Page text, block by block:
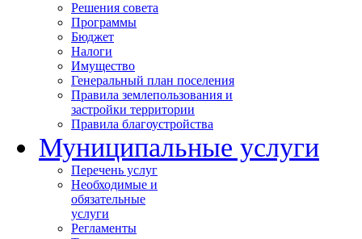
Решения совета
Программы
Бюджет
Налоги
Имущество
Генеральный план поселения
Правила землепользования и
застройки территории
Правила благоустройства
Муниципальные услуги
Перечень услуг
Необходимые и
обязательные
услуги
Регламенты